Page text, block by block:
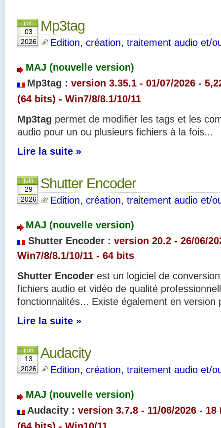
juil.
03
2026
Mp3tag
Edition, création, traitement audio et/
MAJ (nouvelle version)
Mp3tag : version 3.35.1 - 01/07/2026 -
(64 bits) - Win7/8/8.1/10/11
Mp3tag permet de modifier les tags et les
audio pour un ou plusieurs fichiers à la fois...
Lire la suite »
juin
29
2026
Shutter Encoder
Edition, création, traitement audio et/
MAJ (nouvelle version)
Shutter Encoder : version 20.2 - 26/06/
Win7/8/8.1/10/11 - 64 bits
Shutter Encoder est un logiciel de
fichiers audio et vidéo de qualité
fonctionnalités... Existe également en version
Lire la suite »
juin
13
2026
Audacity
Edition, création, traitement audio et/
MAJ (nouvelle version)
Audacity : version 3.7.8 - 11/06/2026 -